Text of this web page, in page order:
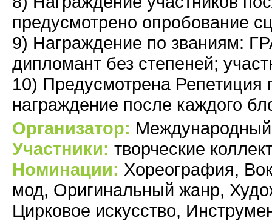
предусмотрено опробование
9) Награждение по званиям:
дипломант без степеней;
10) Предусмотрена
Организатор:
Участники: творческие
Номинации: Хореография,
мод, Оригинальный жанр,
Цирковое искусство,